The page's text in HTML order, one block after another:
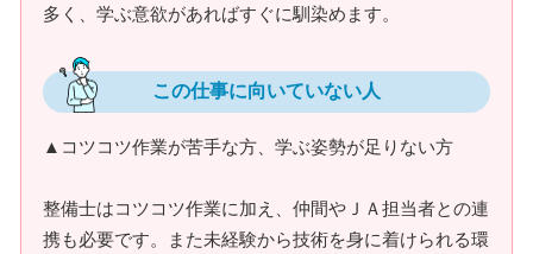
多く、学ぶ意欲があればすぐに馴染めます。
この仕事に向いていない人
▲コツコツ作業が苦手な方、学ぶ姿勢が足りない方
整備士はコツコツ作業に加え、仲間やＪＡ担当者との連
携も必要です。また未経験から技術を身に着けられる環